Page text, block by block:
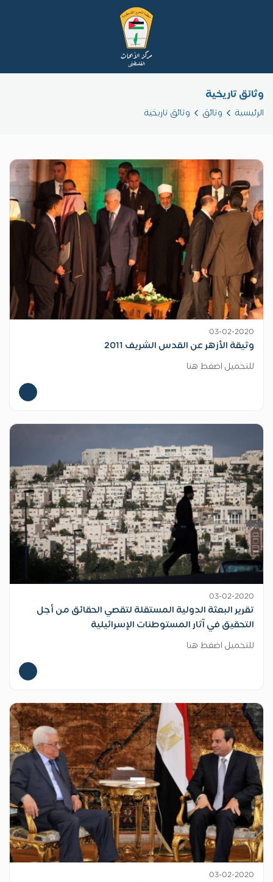
وثائق تاريخية
الرئيسية وثائق وثائق تاريخية
03-02-2020
وثيقة الأزهر عن القدس الشريف 2011
للتحميل اضغط هنا
03-02-2020
تقرير البعثة الدولية المستقلة لتقصي الحقائق من أجل
التحقيق في آثار المستوطنات الإسرائيلية
للتحميل اضغط هنا
03-02-2020